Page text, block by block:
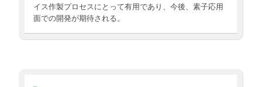
イス作製プロセスにとって有用であり、今後、素子応用
面での開発が期待される。